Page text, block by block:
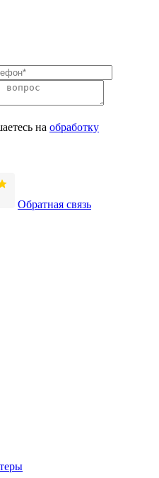
на обработку
Обратная связь